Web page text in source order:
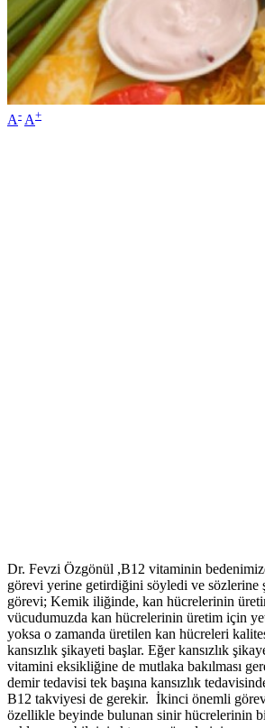
A- A+
Dr. Fevzi Özgönül ,B12 vitaminin
görevi yerine getirdiğini söyledi ve sözlerine
görevi; Kemik iliğinde, kan hücrelerinin
vücudumuzda kan hücrelerinin üretim için
yoksa o zamanda üretilen kan hücreleri
kansızlık şikayeti başlar. Eğer kansızlık
vitamini eksikliğine de mutlaka bakılması
demir tedavisi tek başına kansızlık
B12 takviyesi de gerekir. İkinci önemli
özellikle beyinde bulunan sinir hücrelerinin